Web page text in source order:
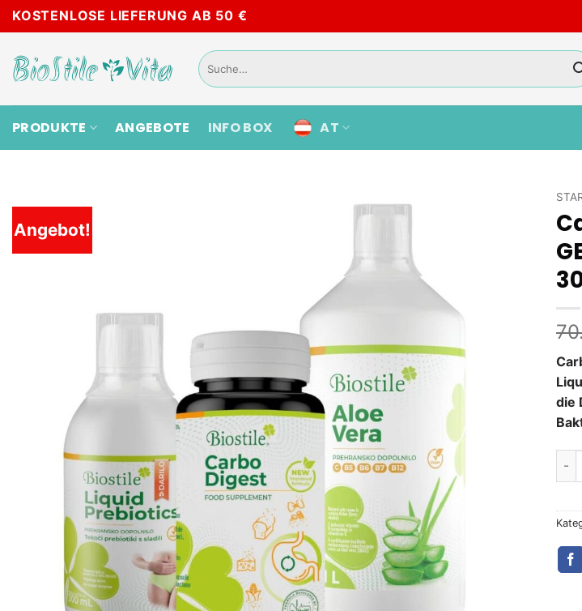
Skip
to
KOSTENLOSE LIEFERUNG AB 50 €
Suche
nach:
PRODUKTE ANGEBOTE INFO BOX AT
Angebot!
die